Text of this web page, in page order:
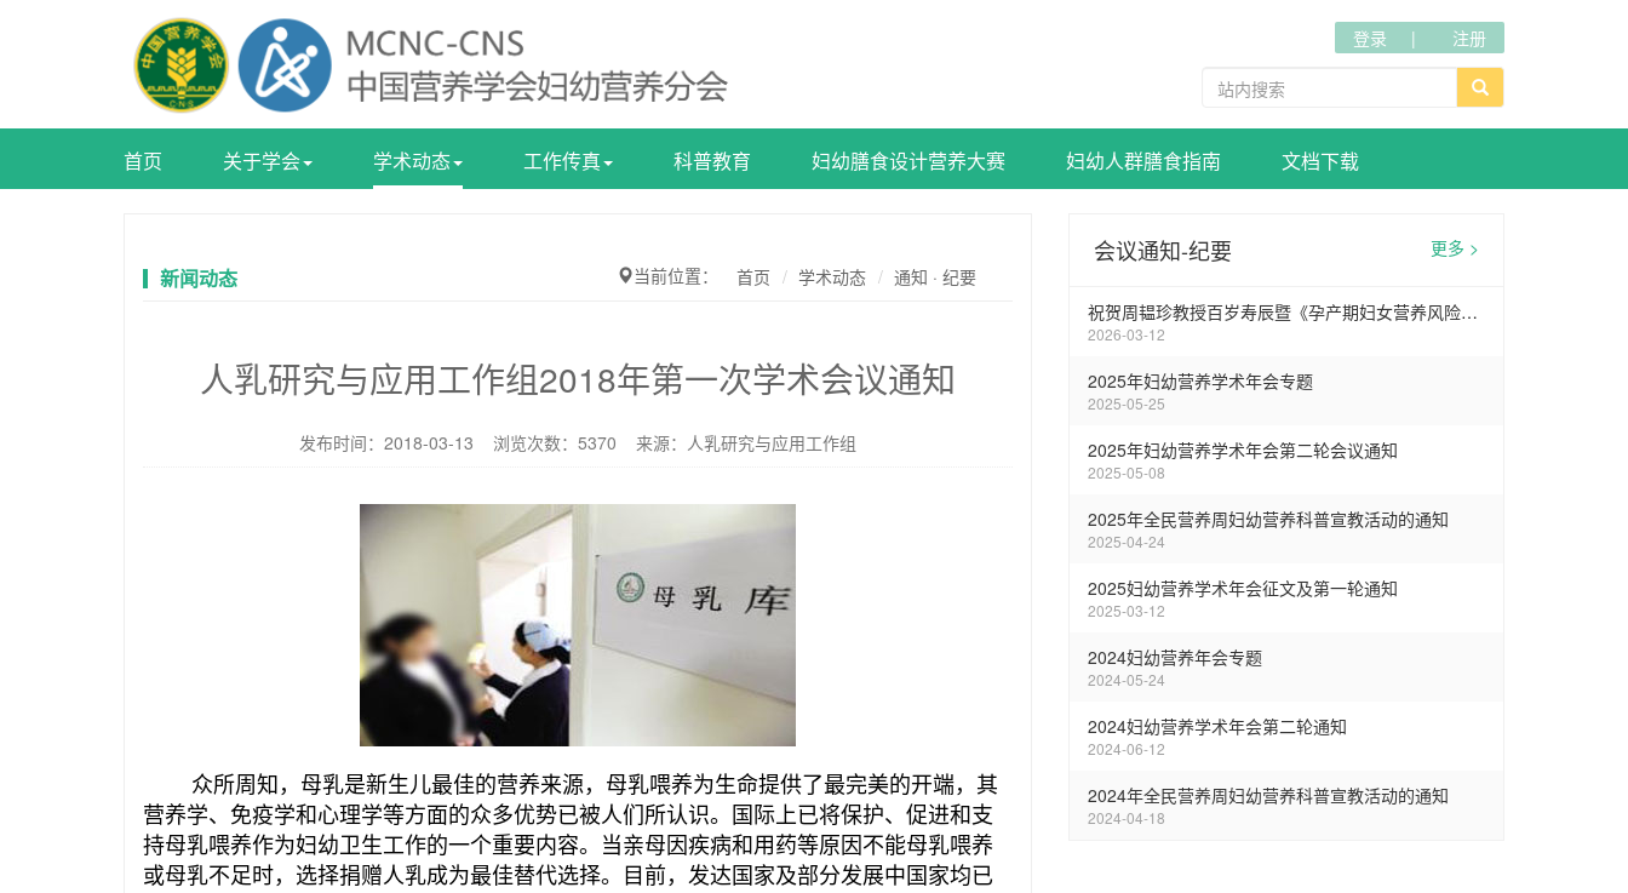
登录 注册
首页 关于学会 学术动态 工作传真 科普教育 妇幼膳食设计营养大赛 妇幼人群膳食指南 文档下载
当前位置： 首页 学术动态 通知 · 纪要
新闻动态
人乳研究与应用工作组2018年第一次学术会议通知
发布时间：2018-03-13 浏览次数： 5370 来源：人乳研究与应用工作组
众所周知，母乳是新生儿最佳的营养来源，母乳喂养为生命提供了最完美的开端，其
营养学、免疫学和心理学等方面的众多优势已被人们所认识。国际上已将保护、促进和支
持母乳喂养作为妇幼卫生工作的一个重要内容。当亲母因疾病和用药等原因不能母乳喂养
或母乳不足时，选择捐赠人乳成为最佳替代选择。目前，发达国家及部分发展中国家均已
会议通知-纪要 更多 >
祝贺周韫珍教授百岁寿辰暨《孕产期妇女营养风险筛查标准》专家讨论会在武汉圆满召开
2026-03-12
2025年妇幼营养学术年会专题
2025-05-25
2025年妇幼营养学术年会第二轮会议通知
2025-05-08
2025年全民营养周妇幼营养科普宣教活动的通知
2025-04-24
2025妇幼营养学术年会征文及第一轮通知
2025-03-12
2024妇幼营养年会专题
2024-05-24
2024妇幼营养学术年会第二轮通知
2024-06-12
2024年全民营养周妇幼营养科普宣教活动的通知
2024-04-18